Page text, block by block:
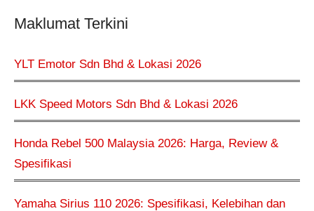
Maklumat Terkini
YLT Emotor Sdn Bhd & Lokasi 2026
LKK Speed Motors Sdn Bhd & Lokasi 2026
Honda Rebel 500 Malaysia 2026: Harga, Review &
Spesifikasi
Yamaha Sirius 110 2026: Spesifikasi, Kelebihan dan